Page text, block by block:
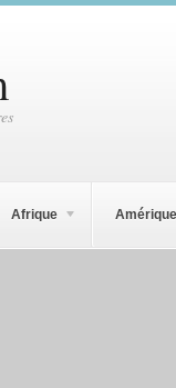
Afrique Amérique